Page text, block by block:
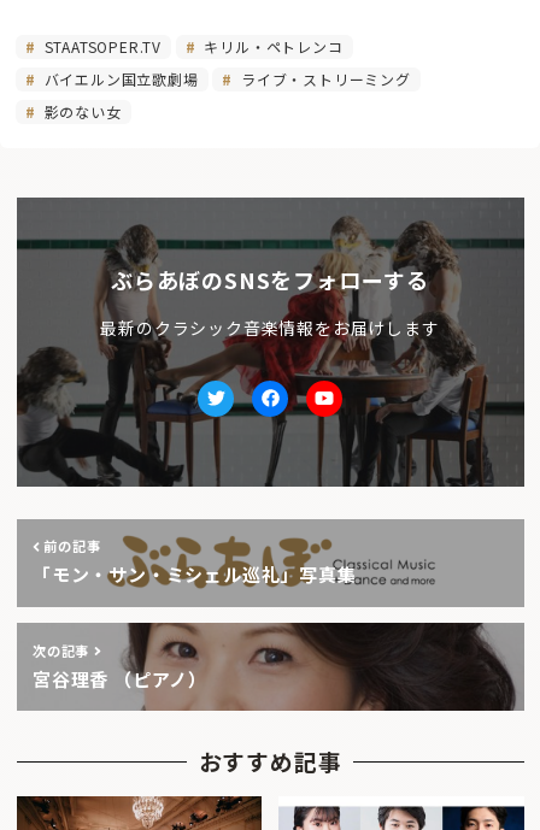
STAATSOPER.TV
キリル・ペトレンコ
バイエルン国立歌劇場
ライブ・ストリーミング
影のない女
ぶらあぼのSNSをフォローする
最新のクラシック音楽情報をお届けします
TwitterfacebookYoutube
前の記事
「モン・サン・ミシェル巡礼」写真集
次の記事
宮谷理香 （ピアノ）
おすすめ記事